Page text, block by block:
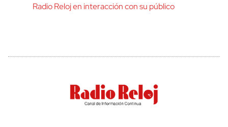
Radio Reloj en interacción con su público